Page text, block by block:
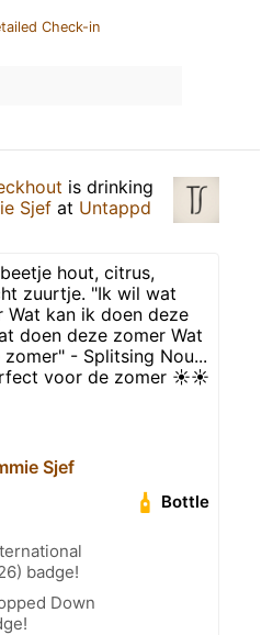
Check-in
is drinking
Sjef at Untappd
hout, citrus,
zuurtje. "Ik wil wat
Wat kan ik doen deze
doen deze zomer Wat
- Splitsing Nou...
voor de zomer ☀️☀️
Sjef
Bottle
badge!
Down